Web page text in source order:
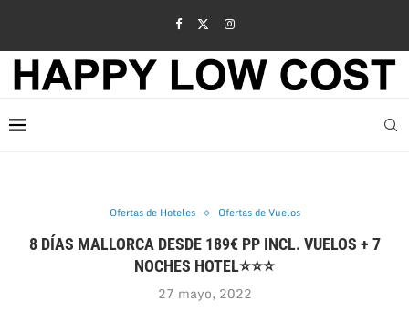
Ofertas de Hoteles Ofertas de Vuelos
8 DÍAS MALLORCA DESDE 189€ PP INCL. VUELOS + 7
NOCHES HOTEL⭐⭐⭐
27 mayo, 2022